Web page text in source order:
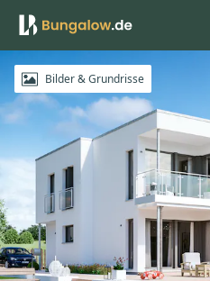
Anmelden
Bilder & Grundrisse